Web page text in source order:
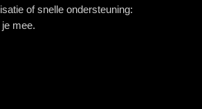
of snelle ondersteuning:
mee.